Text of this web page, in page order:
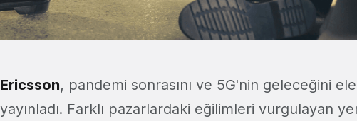
Ericsson, pandemi sonrasını ve 5G'nin geleceğini
yayınladı. Farklı pazarlardaki eğilimleri vurgulayan